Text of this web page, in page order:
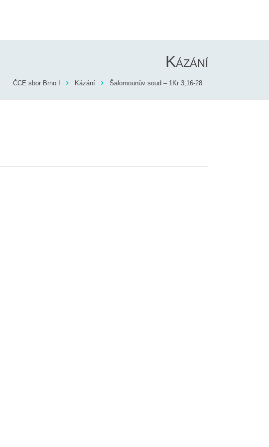
Kázání
ČCE sbor Brno I Kázání Šalomounův soud – 1Kr 3,16-28